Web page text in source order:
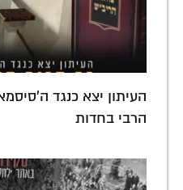
העיתון יצא כנגד
הרבי בחדות